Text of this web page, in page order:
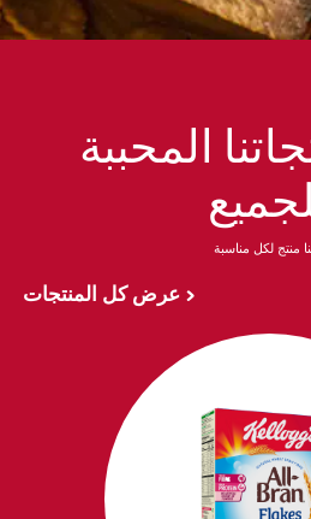
المحببة
منتج لكل مناسبة
عرض كل المنتجات >